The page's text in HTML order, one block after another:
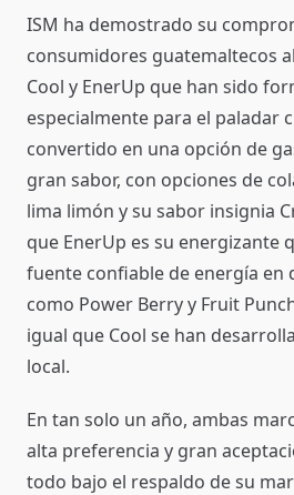
ISM ha demostrado su
consumidores guatemaltecos
Cool y EnerUp que han sido
especialmente para el paladar
convertido en una opción de
gran sabor, con opciones de
lima limón y su sabor insignia
que EnerUp es su energizante
fuente confiable de energía en
como Power Berry y Fruit
igual que Cool se han
local.
En tan solo un año, ambas
alta preferencia y gran
todo bajo el respaldo de su